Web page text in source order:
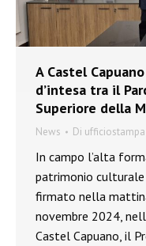
A Castel
d’intesa tra il
Superiore della
News Di ufficiostampa
In campo l’alta
patrimonio
firmato nella
novembre 2024,
Castel Capuano, il